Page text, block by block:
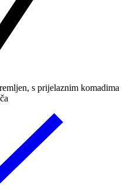
s prijelaznim komadima